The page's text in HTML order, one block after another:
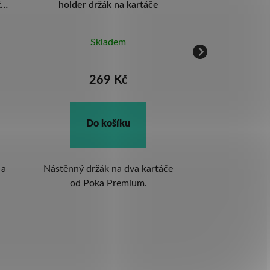
holder držák na kartáče
Skladem
269 Kč
Do košíku
Nástěnný držák na dva kartáče
od Poka Premium.